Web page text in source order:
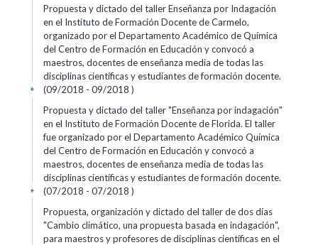
Propuesta y dictado del taller Enseñanza por Indagación
en el Instituto de Formación Docente de Carmelo,
organizado por el Departamento Académico de Química
del Centro de Formación en Educación y convocó a
maestros, docentes de enseñanza media de todas las
disciplinas científicas y estudiantes de formación docente.
(09/2018 - 09/2018 )
+
Propuesta y dictado del taller "Enseñanza por indagación"
en el Instituto de Formación Docente de Florida. El taller
fue organizado por el Departamento Académico Química
del Centro de Formación en Educación y convocó a
maestros, docentes de enseñanza media de todas las
disciplinas científicas y estudiantes de formación docente.
(07/2018 - 07/2018 )
+
Propuesta, organización y dictado del taller de dos días
"Cambio climático, una propuesta basada en indagación",
para maestros y profesores de disciplinas científicas en el